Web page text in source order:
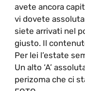
avete ancora
vi dovete
siete arrivati nel
giusto. Il
Per lei l’estate
Un alto ‘A’
perizoma che ci